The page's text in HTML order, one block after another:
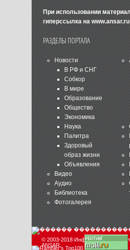
При использовании
гиперссылка на www.ansar.ru
РАЗДЕЛЫ ПОРТАЛА
Новости
В РФ и СНГ
Собкор
В мире
Образование
Общество
Экономика
Наука
Палитра
Здоровый
образ жизни
Объявления
Видео
Аудио
Библиотека
Фотогалерея
© 2003-2018 Информационно-
ANSAR